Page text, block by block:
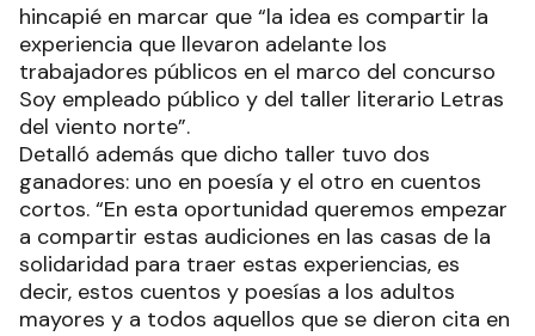
hincapié en marcar que “la idea es compartir la
experiencia que llevaron adelante los
trabajadores públicos en el marco del concurso
Soy empleado público y del taller literario Letras
del viento norte”.
Detalló además que dicho taller tuvo dos
ganadores: uno en poesía y el otro en cuentos
cortos. “En esta oportunidad queremos empezar
a compartir estas audiciones en las casas de la
solidaridad para traer estas experiencias, es
decir, estos cuentos y poesías a los adultos
mayores y a todos aquellos que se dieron cita en